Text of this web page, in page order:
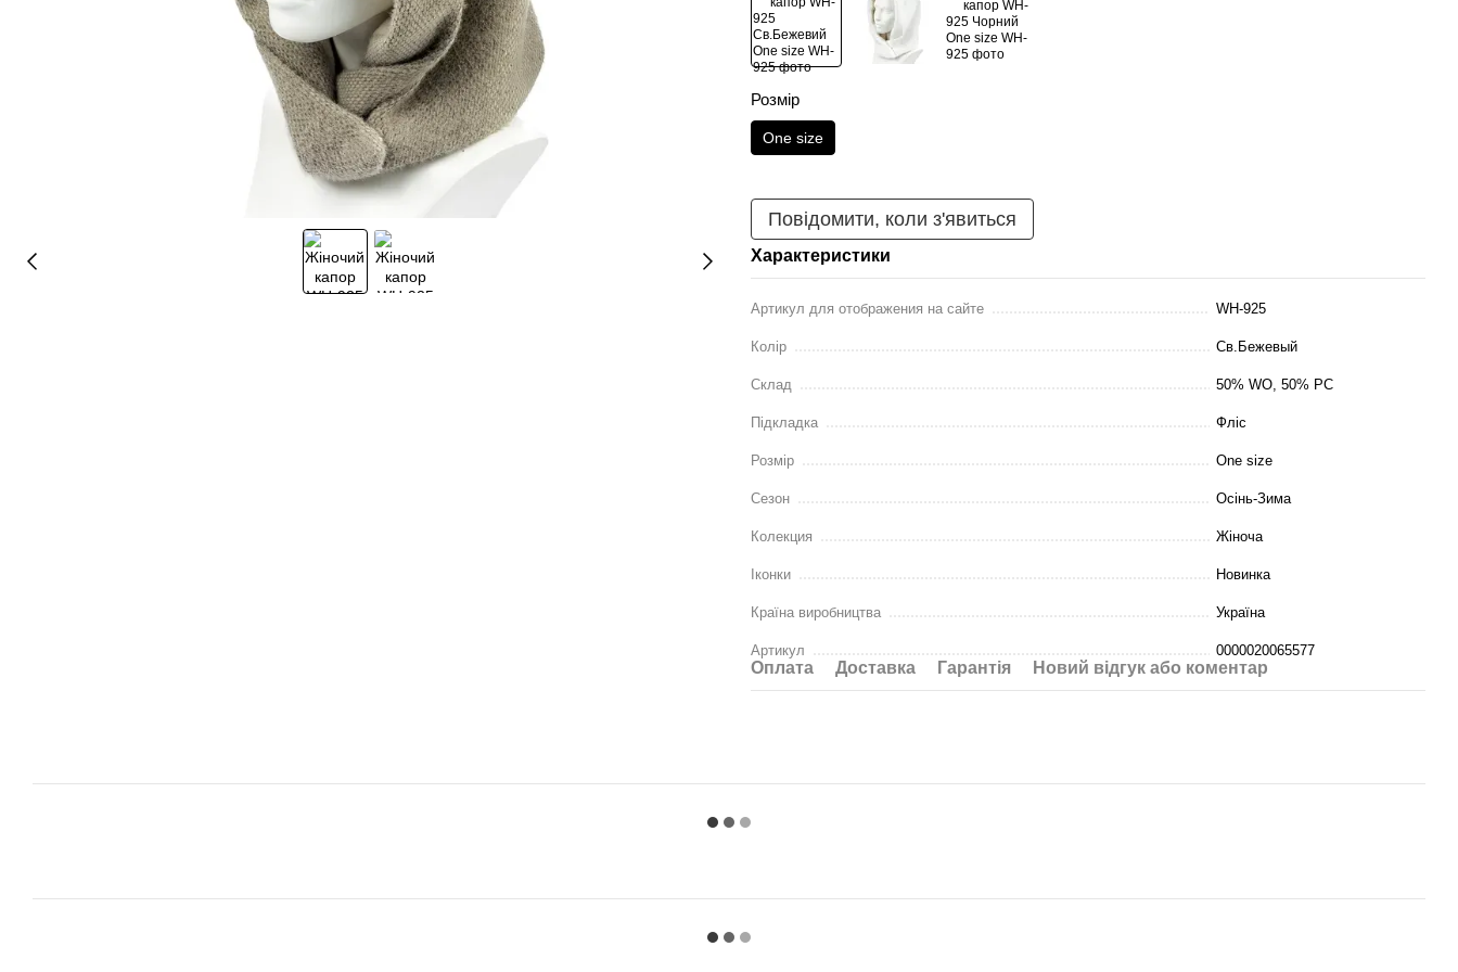
Розмір
One size
Повідомити, коли з'явиться
Характеристики
Артикул для отображения на сайте WH-925
Колір Св.Бежевый
Склад 50% WO, 50% PC
Підкладка Фліс
Розмір One size
Сезон Осінь-Зима
Колекция Жіноча
Іконки Новинка
Країна виробництва Україна
Артикул 0000020065577
Оплата Доставка Гарантія Новий відгук або коментар